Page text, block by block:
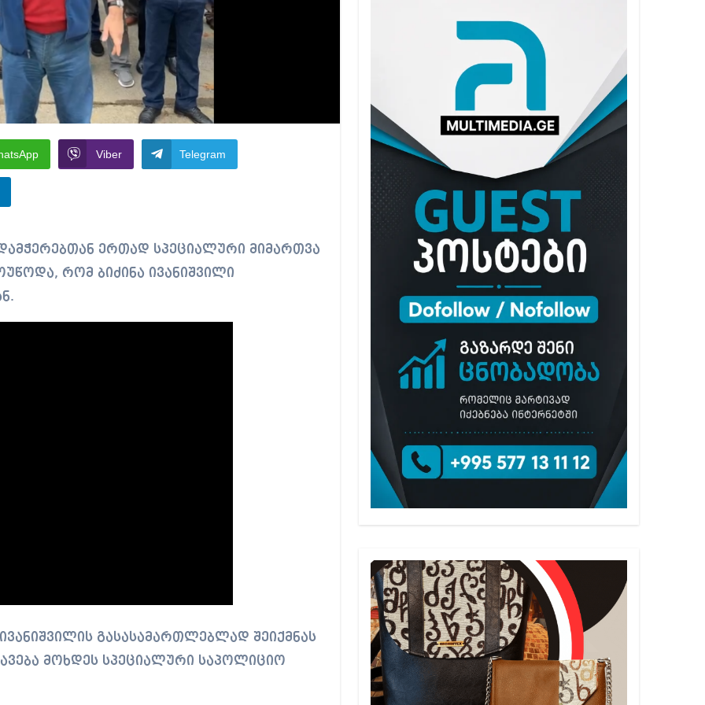
Viber Telegram
რომ ბიძინა ივანიშვილი
გასასამართლებლად შეიქმნას
მოხდეს სპეციალური საპოლიციო